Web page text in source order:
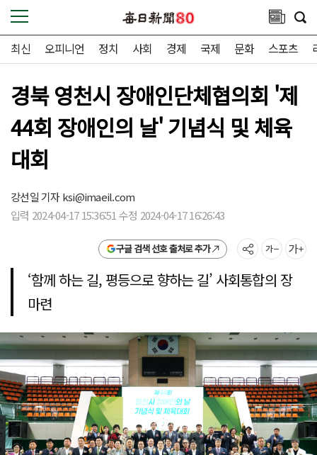
최신 오피니언 정치 사회 경제 국제 문화 스포츠
경북 영천시 장애인단체협의회 '제
44회 장애인의 날' 기념식 및 체육
대회
강선일 기자 ksi@imaeil.com
입력 2024-04-17 15:36:51 수정 2024-04-17 16:26:43
구글 검색 선호 출처로 추가
‘함께 하는 길, 평등으로 향하는 길’ 사회통합의 장
마련